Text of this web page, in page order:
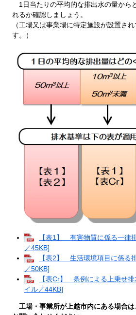
1日当たりの平均的な排出水の量から
れるか確認しましょう。
（工場又は事業場に特定施設が設置さ
す。）
【表1】 有害物質に係る一律
／45KB]
【表2】 生活環境項目に係る
／50KB]
【表Cr】 条例による上乗せ
イル／44KB]
工場・事業所が上越市内にある場合は